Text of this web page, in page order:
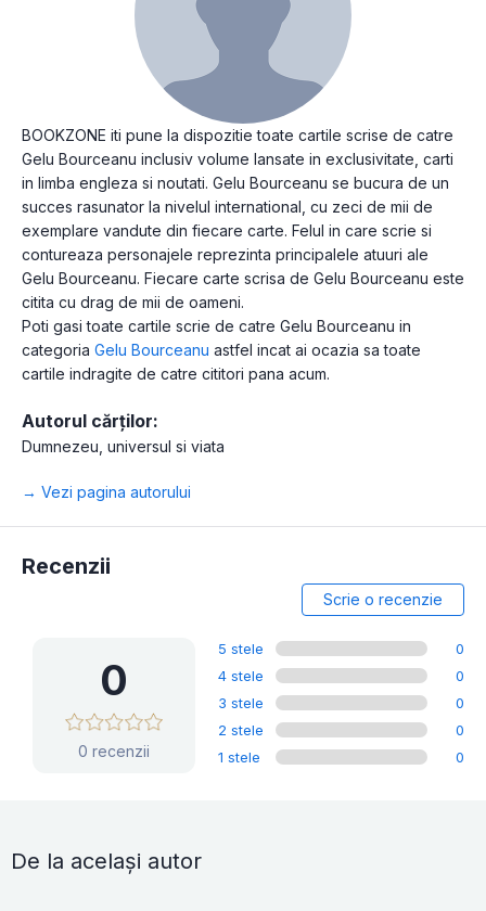
BOOKZONE iti pune la dispozitie toate cartile scrise de catre
Gelu Bourceanu inclusiv volume lansate in exclusivitate, carti
in limba engleza si noutati. Gelu Bourceanu se bucura de un
succes rasunator la nivelul international, cu zeci de mii de
exemplare vandute din fiecare carte. Felul in care scrie si
contureaza personajele reprezinta principalele atuuri ale
Gelu Bourceanu. Fiecare carte scrisa de Gelu Bourceanu este
citita cu drag de mii de oameni.
Poti gasi toate cartile scrie de catre Gelu Bourceanu in
categoria Gelu Bourceanu astfel incat ai ocazia sa toate
cartile indragite de catre cititori pana acum.
Autorul cărților:
Dumnezeu, universul si viata
→ Vezi pagina autorului
Recenzii
Scrie o recenzie
0
0 recenzii
5 stele
0
4 stele
0
3 stele
0
2 stele
0
1 stele
0
De la același autor